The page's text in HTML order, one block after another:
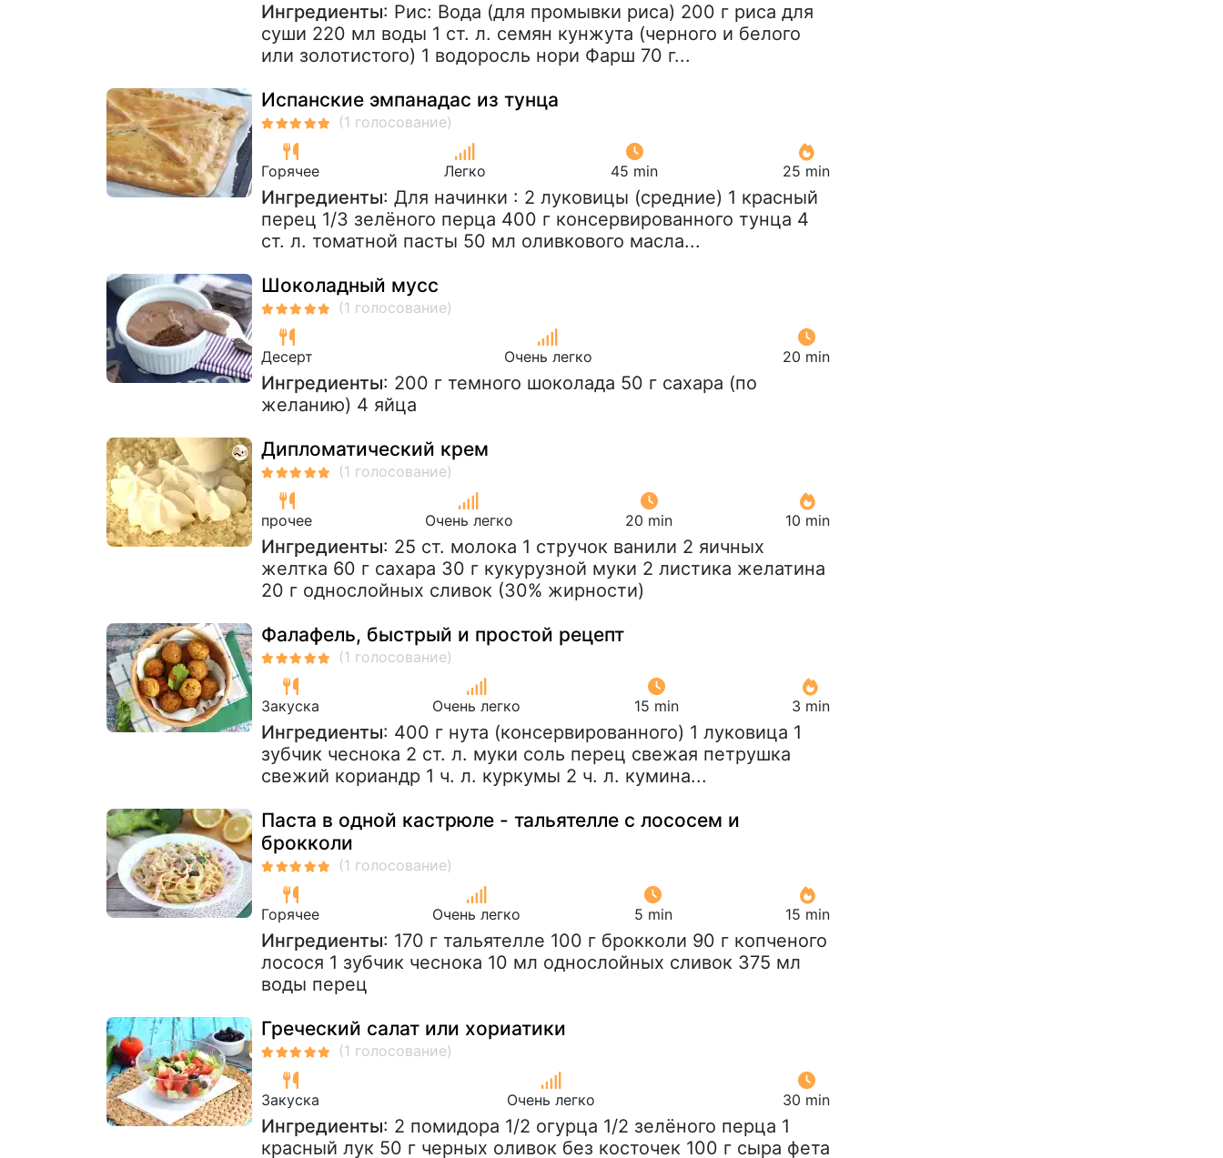
Ингредиенты: Рис: Вода (для промывки риса) 200 г риса для
суши 220 мл воды 1 ст. л. семян кунжута (черного и белого
или золотистого) 1 водоросль нори Фарш 70 г...
Испанские эмпанадас из тунца
Горячее Легко 45 min 25 min
Ингредиенты: Для начинки : 2 луковицы (средние) 1 красный
перец 1/3 зелёного перца 400 г консервированного тунца 4
ст. л. томатной пасты 50 мл оливкового масла...
Шоколадный мусс
Десерт Очень легко 20 min
Ингредиенты: 200 г темного шоколада 50 г сахара (по
желанию) 4 яйца
Дипломатический крем
прочее Очень легко 20 min 10 min
Ингредиенты: 25 ст. молока 1 стручок ванили 2 яичных
желтка 60 г сахара 30 г кукурузной муки 2 листика желатина
20 г однослойных сливок (30% жирности)
Фалафель, быстрый и простой рецепт
Закуска Очень легко 15 min 3 min
Ингредиенты: 400 г нута (консервированного) 1 луковица 1
зубчик чеснока 2 ст. л. муки соль перец свежая петрушка
свежий кориандр 1 ч. л. куркумы 2 ч. л. кумина...
Паста в одной кастрюле - тальятелле с лососем и
брокколи
Горячее Очень легко 5 min 15 min
Ингредиенты: 170 г тальятелле 100 г брокколи 90 г копченого
лосося 1 зубчик чеснока 10 мл однослойных сливок 375 мл
воды перец
Греческий салат или хориатики
Закуска Очень легко 30 min
Ингредиенты: 2 помидора 1/2 огурца 1/2 зелёного перца 1
красный лук 50 г черных оливок без косточек 100 г сыра фета